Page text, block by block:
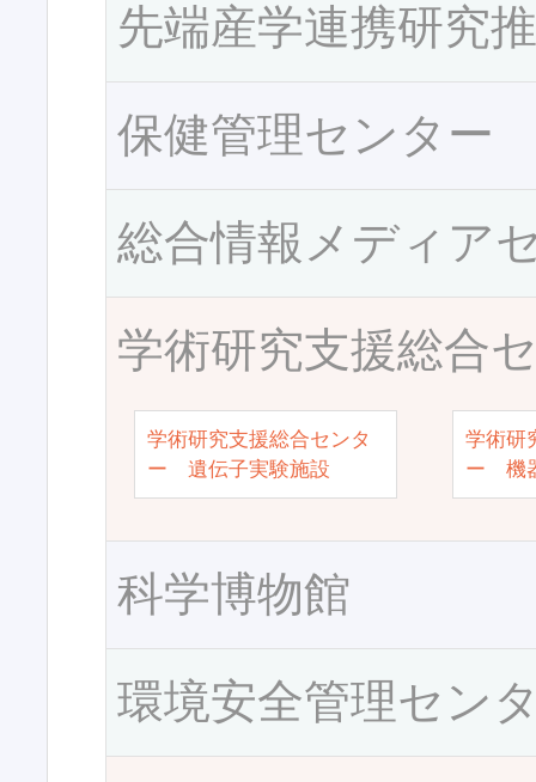
先端産学連携研究
保健管理センター
総合情報メディア
学術研究支援総合
学術研究支援総合センタ
ー 遺伝子実験施設
学術研
ー 機
科学博物館
環境安全管理セン